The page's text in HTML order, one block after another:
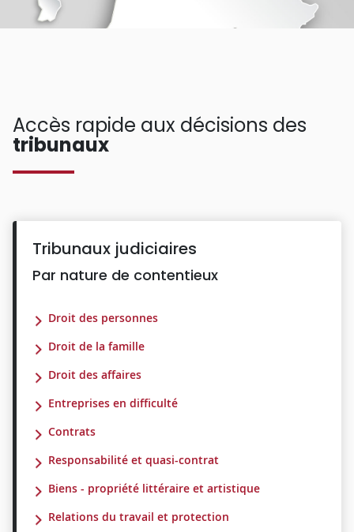
Accès rapide aux décisions des
tribunaux
Tribunaux judiciaires
Par nature de contentieux
Droit des personnes
Droit de la famille
Droit des affaires
Entreprises en difficulté
Contrats
Responsabilité et quasi-contrat
Biens - propriété littéraire et artistique
Relations du travail et protection